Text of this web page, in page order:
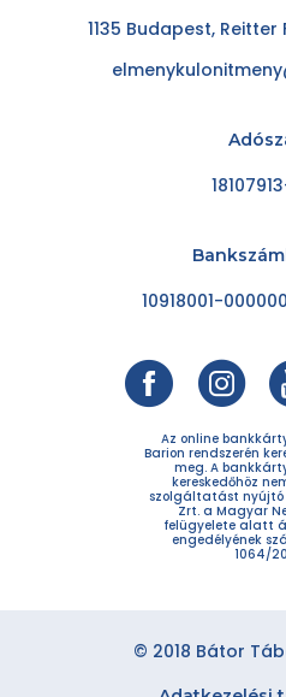
1135 Budapest,
10918001-
Az online
Barion rendszerén
meg. A
kereskedőhöz
szolgáltatást nyújtó
Zrt. a Magyar
felügyelete alatt
engedélyének
1064/
© 2018 Bátor